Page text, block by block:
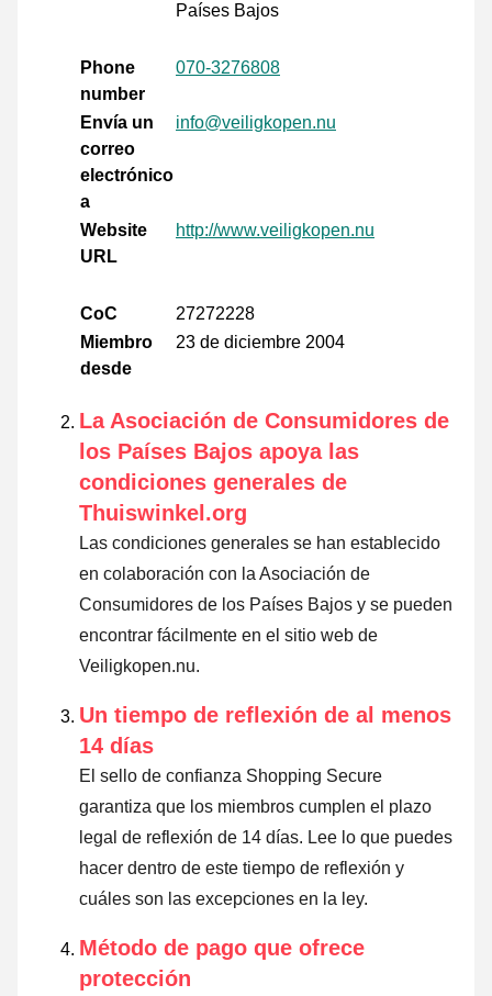
Países Bajos
Phone
number
070-3276808
Envía un
correo
electrónico
a
info@veiligkopen.nu
Website
URL
http://www.veiligkopen.nu
CoC
27272228
Miembro
desde
23 de diciembre 2004
La Asociación de Consumidores de
los Países Bajos apoya las
condiciones generales de
Thuiswinkel.org
Las condiciones generales se han establecido
en colaboración con la Asociación de
Consumidores de los Países Bajos y se pueden
encontrar fácilmente en el sitio web de
Veiligkopen.nu.
Un tiempo de reflexión de al menos
14 días
El sello de confianza Shopping Secure
garantiza que los miembros cumplen el plazo
legal de reflexión de 14 días. Lee lo que puedes
hacer dentro de este tiempo de reflexión y
cuáles son las excepciones en la ley.
Método de pago que ofrece
protección